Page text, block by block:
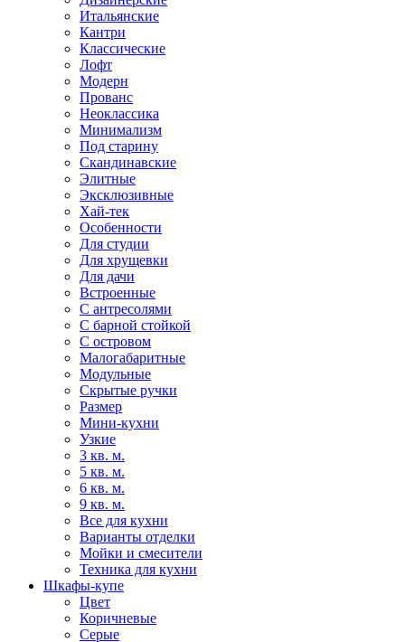
Итальянские
Кантри
Классические
Лофт
Модерн
Прованс
Неоклассика
Минимализм
Под старину
Скандинавские
Элитные
Эксклюзивные
Хай-тек
Особенности
Для студии
Для хрущевки
Для дачи
Встроенные
С антресолями
С барной стойкой
С островом
Малогабаритные
Модульные
Скрытые ручки
Размер
Мини-кухни
Узкие
3 кв. м.
5 кв. м.
6 кв. м.
9 кв. м.
Все для кухни
Варианты отделки
Мойки и смесители
Техника для кухни
Шкафы-купе
Цвет
Коричневые
Серые